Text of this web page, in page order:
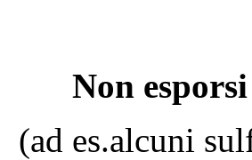
Non
(ad es.alcuni